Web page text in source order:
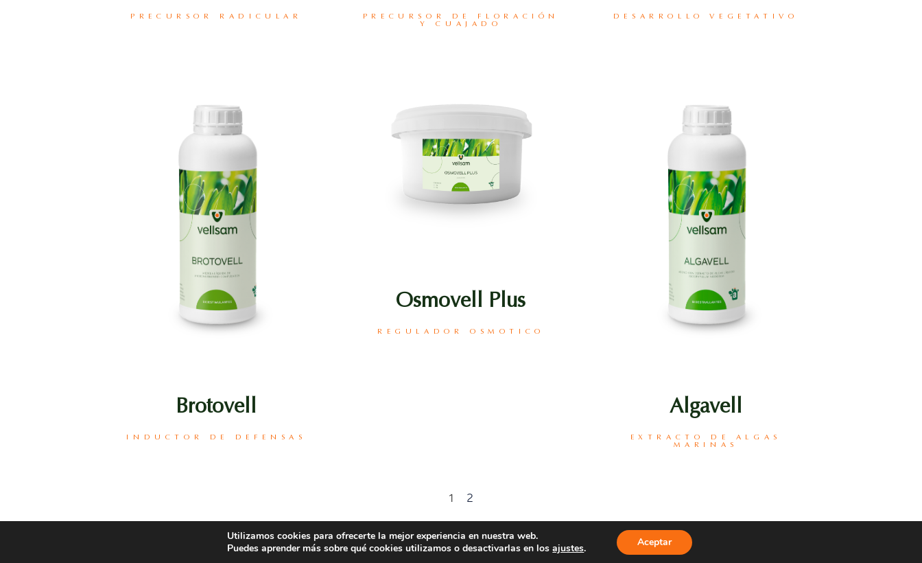
PRECURSOR RADICULAR
PRECURSOR DE FLORACIÓN
Y CUAJADO
DESARROLLO VEGETATIVO
Brotovell
INDUCTOR DE DEFENSAS
Osmovell Plus
REGULADOR OSMOTICO
Algavell
EXTRACTO DE ALGAS
MARINAS
1 2
Utilizamos cookies para ofrecerte la mejor experiencia en nuestra web.
Puedes aprender más sobre qué cookies utilizamos o desactivarlas en losajustes. Aceptar